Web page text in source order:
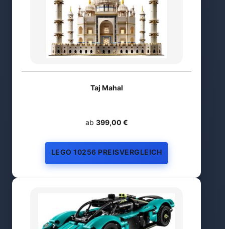
Taj Mahal
ab 399,00 €
LEGO 10256 PREISVERGLEICH